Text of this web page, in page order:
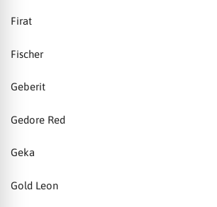
Firat
Fischer
Geberit
Gedore Red
Geka
Gold Leon